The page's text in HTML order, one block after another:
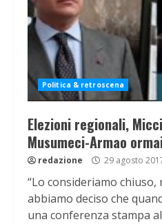
Politica & retroscena
Elezioni regionali,
Musumeci-Armao
redazione 29 agosto
“Lo consideriamo chiuso,
abbiamo deciso che
una conferenza stampa